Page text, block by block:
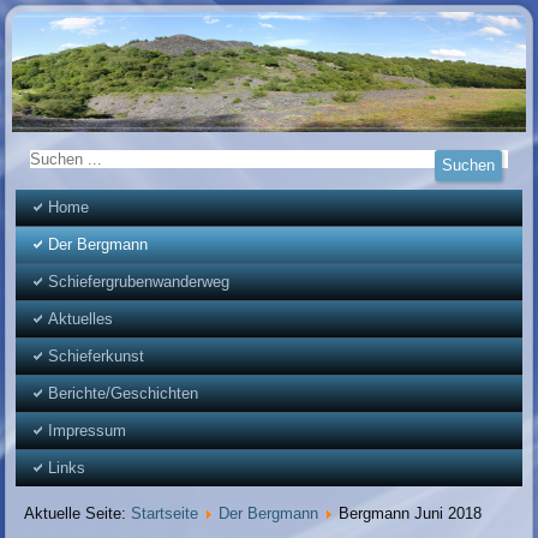
Home
Der Bergmann
Schiefergrubenwanderweg
Aktuelles
Schieferkunst
Berichte/Geschichten
Impressum
Links
Aktuelle Seite: Startseite Der Bergmann Bergmann Juni 2018